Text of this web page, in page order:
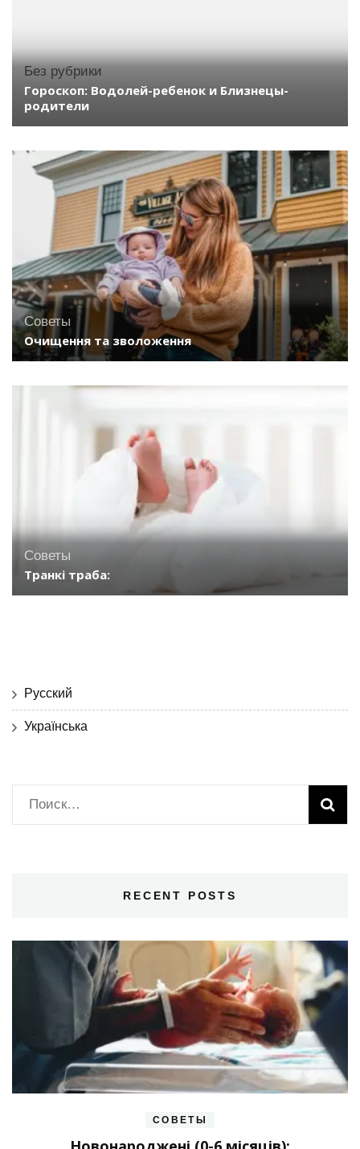
Без рубрики
Гороскоп: Водолей-ребенок и Близнецы-
родители
Советы
Очищення та зволоження
Советы
Транкі траба:
Русский
Українська
Найти:
RECENT POSTS
СОВЕТЫ